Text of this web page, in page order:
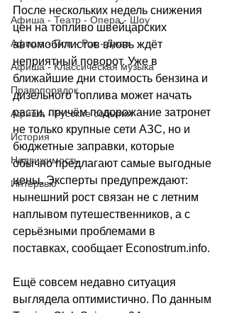
Афиша - Театр - Опера - Шоу
Афиша - Поп - Рок - Джаз
Афиша - Классическая музыка
Правопорядок
Афиша - Русские события
История
Недвижимость
Интервью
После нескольких недель снижения
цен на топливо швейцарских
автомобилистов вновь ждёт
неприятный поворот. Уже в
ближайшие дни стоимость бензина и
дизельного топлива может начать
расти, причём подорожание затронет
не только крупные сети АЗС, но и
бюджетные заправки, которые
обычно предлагают самые выгодные
цены. Эксперты предупреждают:
нынешний рост связан не с летним
наплывом путешественников, а с
серьёзными проблемами в
поставках, сообщает Econostrum.info.
Ещё совсем недавно ситуация
выглядела оптимистично. По данным